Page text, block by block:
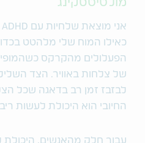
מולטיטסקינג
כאילו המוח שלי מלהטט
הפעלולים מהקרקס
של צלחות באוויר. הצד
לבזבז זמן רב בדאגה שכל
החיובי הוא היכולת לעשות
עבור חלק מהאנשים,